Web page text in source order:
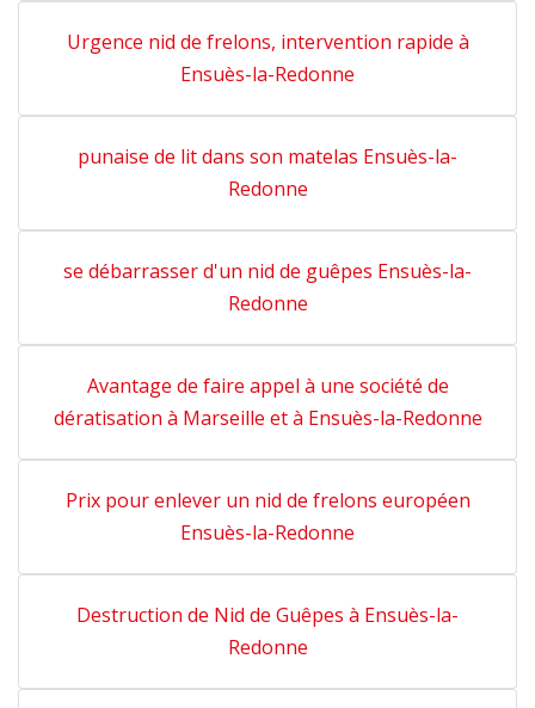
Urgence nid de frelons, intervention rapide à
Ensuès-la-Redonne
punaise de lit dans son matelas Ensuès-la-
Redonne
se débarrasser d'un nid de guêpes Ensuès-la-
Redonne
Avantage de faire appel à une société de
dératisation à Marseille et à Ensuès-la-Redonne
Prix pour enlever un nid de frelons européen
Ensuès-la-Redonne
Destruction de Nid de Guêpes à Ensuès-la-
Redonne